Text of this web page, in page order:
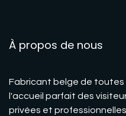
À propos de nous
Fabricant belge de
l'accueil parfait des
privées et